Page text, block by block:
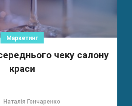
Маркетинг
чеку салону
краси
Наталія Гончаренко